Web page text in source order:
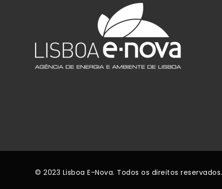
© 2023 Lisboa E-Nova. Todos os direitos reservados.